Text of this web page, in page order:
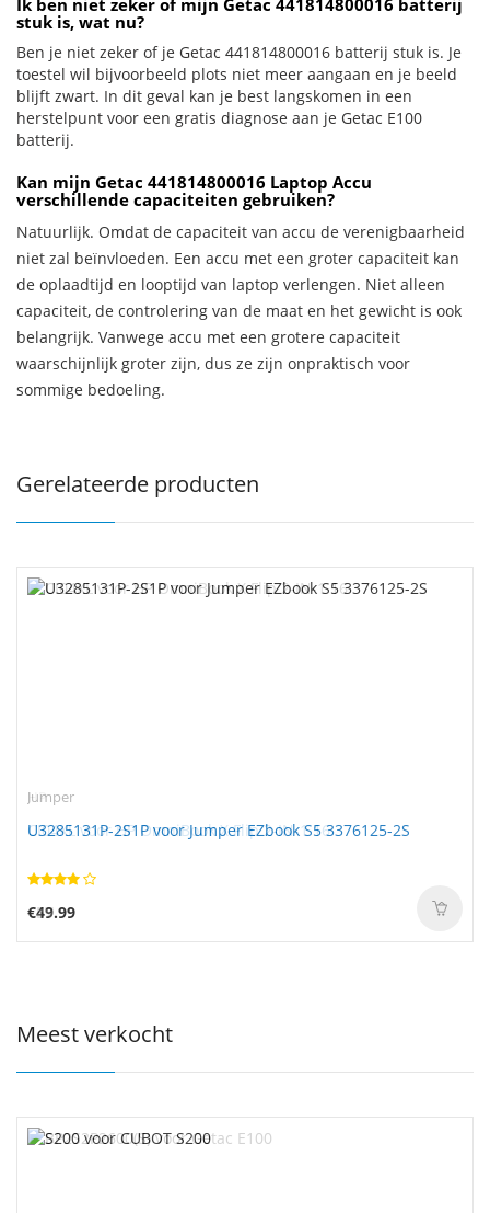
Ik ben niet zeker of mijn Getac 441814800016 batterij
stuk is, wat nu?
Ben je niet zeker of je Getac 441814800016 batterij stuk is. Je
toestel wil bijvoorbeeld plots niet meer aangaan en je beeld
blijft zwart. In dit geval kan je best langskomen in een
herstelpunt voor een gratis diagnose aan je Getac E100
batterij.
Kan mijn Getac 441814800016 Laptop Accu
verschillende capaciteiten gebruiken?
Natuurlijk. Omdat de capaciteit van accu de verenigbaarheid
niet zal beïnvloeden. Een accu met een groter capaciteit kan
de oplaadtijd en looptijd van laptop verlengen. Niet alleen
capaciteit, de controlering van de maat en het gewicht is ook
belangrijk. Vanwege accu met een grotere capaciteit
waarschijnlijk groter zijn, dus ze zijn onpraktisch voor
sommige bedoeling.
Gerelateerde producten
Jumper
U3285131P-2S1P voor Jumper EZbook S5 3376125-2S
€49.99
Meest verkocht